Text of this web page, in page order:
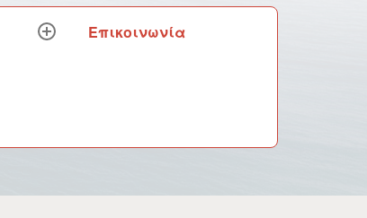
expandΕπικοινωνία